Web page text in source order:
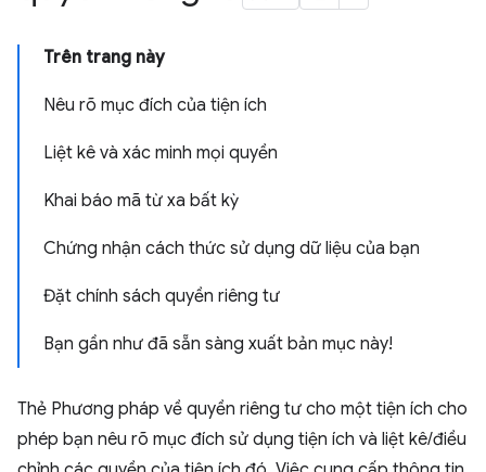
Trên trang này
Nêu rõ mục đích của tiện ích
Liệt kê và xác minh mọi quyền
Khai báo mã từ xa bất kỳ
Chứng nhận cách thức sử dụng dữ liệu của bạn
Đặt chính sách quyền riêng tư
Bạn gần như đã sẵn sàng xuất bản mục này!
Thẻ Phương pháp về quyền riêng tư cho một tiện ích cho
phép bạn nêu rõ mục đích sử dụng tiện ích và liệt kê/điều